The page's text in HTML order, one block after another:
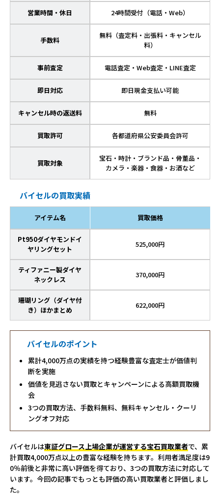
営業時間・休日 24時間受付（電話・Web）
手数料
無料（査定料・出張料・キャンセル
料）
事前査定 電話査定・Web査定・LINE査定
即日対応 即日現金支払い可能
キャンセル時の返送料 無料
買取許可 各都道府県公安委員会許可
買取対象
宝石・時計・ブランド品・骨董品・
カメラ・楽器・食器・お酒など
バイセルの買取実績
アイテム名 買取価格
Pt950ダイヤモンドイ
ヤリングセット
525,000円
ティファニー製ダイヤ
ネックレス
370,000円
珊瑚リング（ダイヤ付
き）ほかまとめ
622,000円
バイセルのポイント
累計4,000万点の実績を持つ経験豊富な査定士が価値判
断を実施
価値を見逃さない買取とキャンペーンによる高額買取機
会
3つの買取方法、手数料無料、無料キャンセル・クーリ
ングオフ対応
バイセルは東証グロース上場企業が運営する宝石買取業者で、累
計買取4,000万点以上の豊富な経験を持ちます。利用者満足度は9
0％前後と非常に高い評価を得ており、3つの買取方法に対応して
います。今回の記事でもっとも評価の高い買取業者と評価しまし
た。